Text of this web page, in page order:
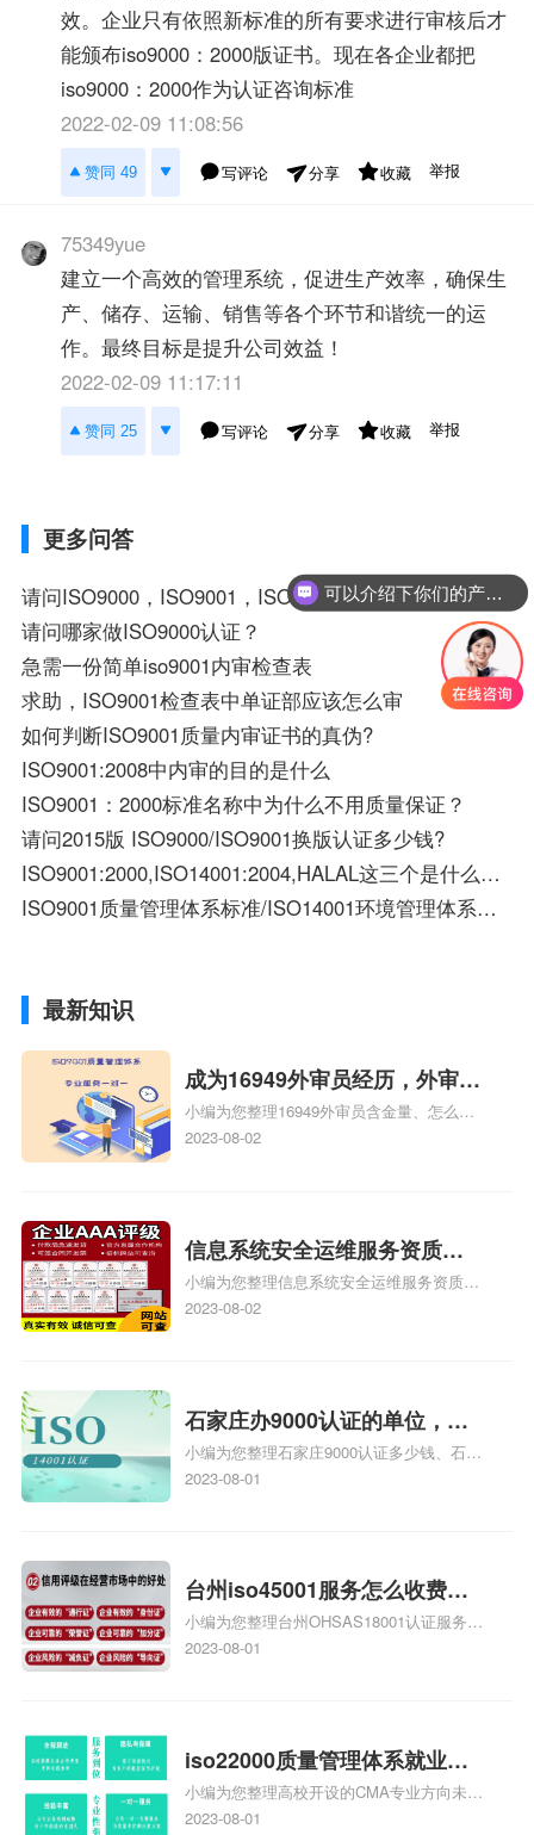
效。企业只有依照新标准的所有要求进行审核后才
能颁布iso9000：2000版证书。现在各企业都把
iso9000：2000作为认证咨询标准
2022-02-09 11:08:56
赞同 49 写评论 分享 收藏 举报
75349yue
建立一个高效的管理系统，促进生产效率，确保生
产、储存、运输、销售等各个环节和谐统一的运
作。最终目标是提升公司效益！
2022-02-09 11:17:11
赞同 25 写评论 分享 收藏 举报
更多问答
请问ISO9000，ISO9001，ISO9002，ISO9003的意思与区别，
请问哪家做ISO9000认证？
急需一份简单iso9001内审检查表
求助，ISO9001检查表中单证部应该怎么审
如何判断ISO9001质量内审证书的真伪?
ISO9001:2008中内审的目的是什么
ISO9001：2000标准名称中为什么不用质量保证？
请问2015版 ISO9000/ISO9001换版认证多少钱?
ISO9001:2000,ISO14001:2004,HALAL这三个是什么意思呢？
ISO9001质量管理体系标准/ISO14001环境管理体系标准
最新知识
成为16949外审员经历，外审员
16949
小编为您整理16949外审员含金量、怎么才
能成为注册的TS16949:2009的外审员、我
2023-08-02
信息系统安全运维服务资质二
级费用，信息系统安全运维服
务资质二级
小编为您整理信息系统安全运维服务资质认
证证书机构有哪些、安全运维服务资质的费
体系认证知识，详情可查看下方正文！
2023-08-02
石家庄办9000认证的单位，石
家庄9000认证的公司
小编为您整理石家庄9000认证多少钱、石家
庄9000认证价格多少钱、石家庄9000认证
2023-08-01
台州iso45001服务怎么收费，
台州iso45001认证服务怎么收
费
小编为您整理台州OHSAS18001认证服务中
心哪家收费便宜、台州ISO9000认证，哪个
标准是什么相关iso体系认证知识，详情可
查看下方正文！
2023-08-01
iso22000质量管理体系就业方
向，质量管理与认证就业方向
小编为您整理高校开设的CMA专业方向未来
就业前景及就业方向如何、cma就业方向有
2023-08-01
可以介绍下你们的产品么？